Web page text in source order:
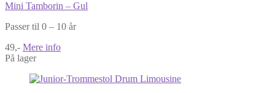
Mini Tamborin – Gul
Passer til 0 – 10 år
49,- Mere info
På lager